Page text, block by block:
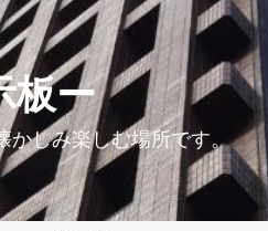
板ー
かしみ楽しむ場所です。